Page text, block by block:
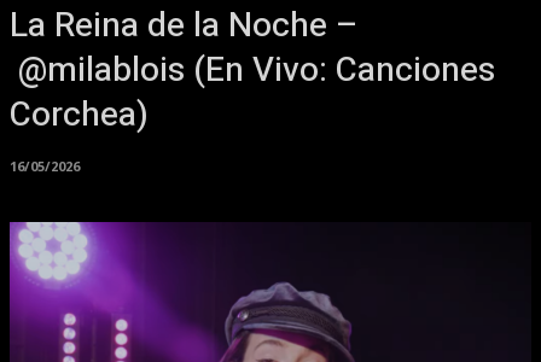
La Reina de la Noche –
‪@milablois‬ (En Vivo: Canciones
Corchea)
16/05/2026